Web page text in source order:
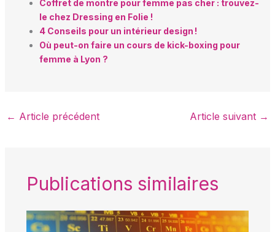
Coffret de montre pour femme pas cher : trouvez-
le chez Dressing en Folie !
4 Conseils pour un intérieur design !
Où peut-on faire un cours de kick-boxing pour
femme à Lyon ?
← Article précédent Article suivant →
Publications similaires